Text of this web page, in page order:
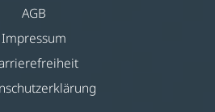
AGB
Impressum